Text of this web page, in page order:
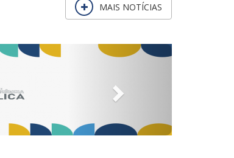
MAIS NOTÍCIAS
Next